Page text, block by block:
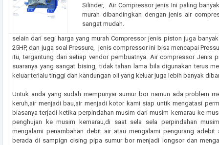
Silinder, Air Compressor jenis Ini paling
murah dibandingkan dengan jenis air
sangat mudah.
selain dari segiharga yang murah Compressor jenis piston juga
25HP, dan juga soal Pressure, jenis compressor ini bisa mencapai
itu, tergantung dari setiap vendor pembuatnya. Air compressor Jenis
suaranya yang sangat bising, tidak tahan lama bila digunakan terus
keluar terlalu tinggi dan kandungan oli yang keluar juga lebih banyak
Untuk anda yang sudah mempunyai sumur bor namun ada problem
keruh,air menjadi bau,air menjadi kotor kami siap untik mengatasi
biasanya terjadi ketika perpindahan musim dari musim kemarau ke
penghujan ke musim kemarau,di saat sela sela perpindahan
mengalami penambahan debit air atau mengalami pengurang
berada di sampign cising pipa sumur bor menjadi longsor dan